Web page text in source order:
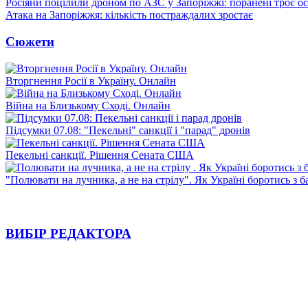
Росіяни поцілили дроном по АЗС у Запоріжжі: поранені троє
Атака на Запоріжжя: кількість постраждалих зростає
Сюжети
Вторгнення Росії в Україну. Онлайн
Війна на Близькому Сході. Онлайн
Підсумки 07.08: "Пекельні" санкції і "парад" дронів
Пекельні санкції. Рішення Сената США
"Полювати на лучника, а не на стрілу". Як Україні боротись з
ВИБІР РЕДАКТОРА